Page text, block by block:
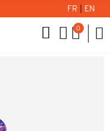
FR EN
0